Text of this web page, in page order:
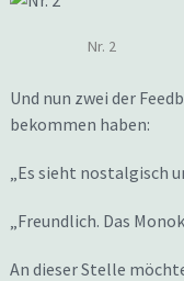
Nr. 2
Und nun zwei der
bekommen haben:
„Es sieht nostalgisch
„Freundlich. Das
An dieser Stelle